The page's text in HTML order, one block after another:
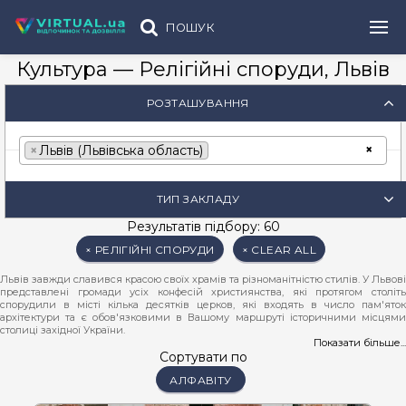
ПОШУК
Культура — Релігійні споруди, Львів
РОЗТАШУВАННЯ
×
×Львів (Львівська область)
ТИП ЗАКЛАДУ
Результатів підбору: 60
× РЕЛІГІЙНІ СПОРУДИ × CLEAR ALL
Львів завжди славився красою своїх храмів та різноманітністю стилів. У Львові
представлені громади усіх конфесій християнства, які протягом століть
спорудили в місті кілька десятків церков, які входять в число пам'яток
архітектури та є обов'язковими в Вашому маршруті історичними місцями
столиці західної України.
Серед найцікавіших відзначаються кафедральні храми греко-католицької,
римо-католицької та вірменської церков Львова. Проте поруч розташовані і
інші мальовничі пам'ятки архітектури. Під деякими церквами, як от під
собором святого Юра, знаходять таємничі підземелля, куди Ви можете
Показати більше...
Сортувати по
АЛФАВІТУ